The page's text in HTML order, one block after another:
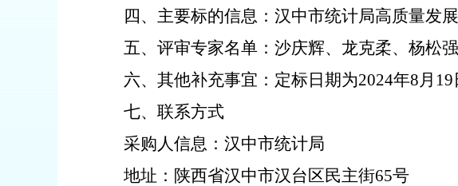
四、主要标的信息： 汉中市统计局高质量发
五、评审专家名单： 沙庆辉、龙克柔、杨松强
六、其他补充事宜： 定标日期为2024年8月19
七、联系方式
采购人信息：汉中市统计局
地址：陕西省汉中市汉台区民主街65号